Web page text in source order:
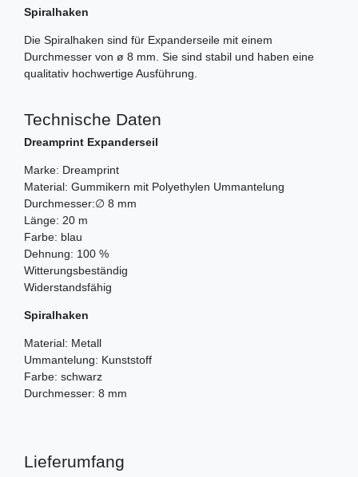
Spiralhaken
Die Spiralhaken sind für Expanderseile mit einem
Durchmesser von ø 8 mm. Sie sind stabil und haben eine
qualitativ hochwertige Ausführung.
Technische Daten
Dreamprint Expanderseil
Marke: Dreamprint
Material: Gummikern mit Polyethylen Ummantelung
Durchmesser:∅ 8 mm
Länge: 20 m
Farbe: blau
Dehnung: 100 %
Witterungsbeständig
Widerstandsfähig
Spiralhaken
Material: Metall
Ummantelung: Kunststoff
Farbe: schwarz
Durchmesser: 8 mm
Lieferumfang